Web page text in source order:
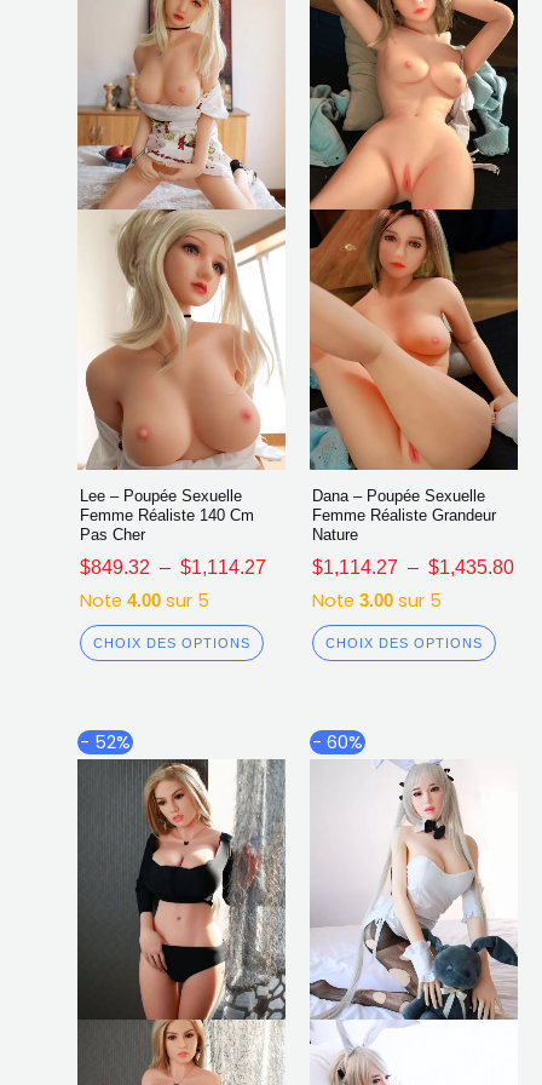
Lee – Poupée Sexuelle
Femme Réaliste 140 Cm
Pas Cher
$849.32 – $1,114.27
$1,114.27
Note 4.00sur 5
CHOIX DES OPTIONS
variations.
options
peuvent
être
choisies
sur
la
page
du
produit
Dana – Poupée Sexuelle
Femme Réaliste Grandeur
Nature
$1,114.27 – $1,435.80
à
Note 3.00sur 5
CHOIX DES OPTIONS
Les
page
- 52%
Plage
de
prix :
$1,191.82
à
$1,435.80
produit
a
plusieurs
variations.
Les
options
peuvent
être
choisies
sur
- 60%
être